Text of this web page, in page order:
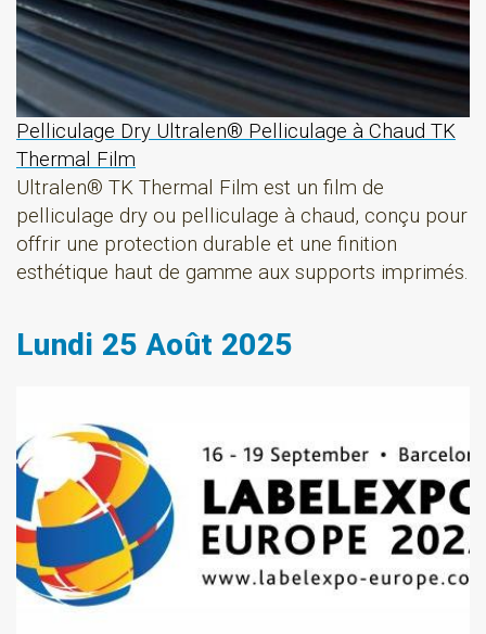
Pelliculage Dry Ultralen® Pelliculage à Chaud TK
Thermal Film
Ultralen® TK Thermal Film est un film de
pelliculage dry ou pelliculage à chaud, conçu pour
offrir une protection durable et une finition
esthétique haut de gamme aux supports imprimés.
Lundi 25 Août 2025